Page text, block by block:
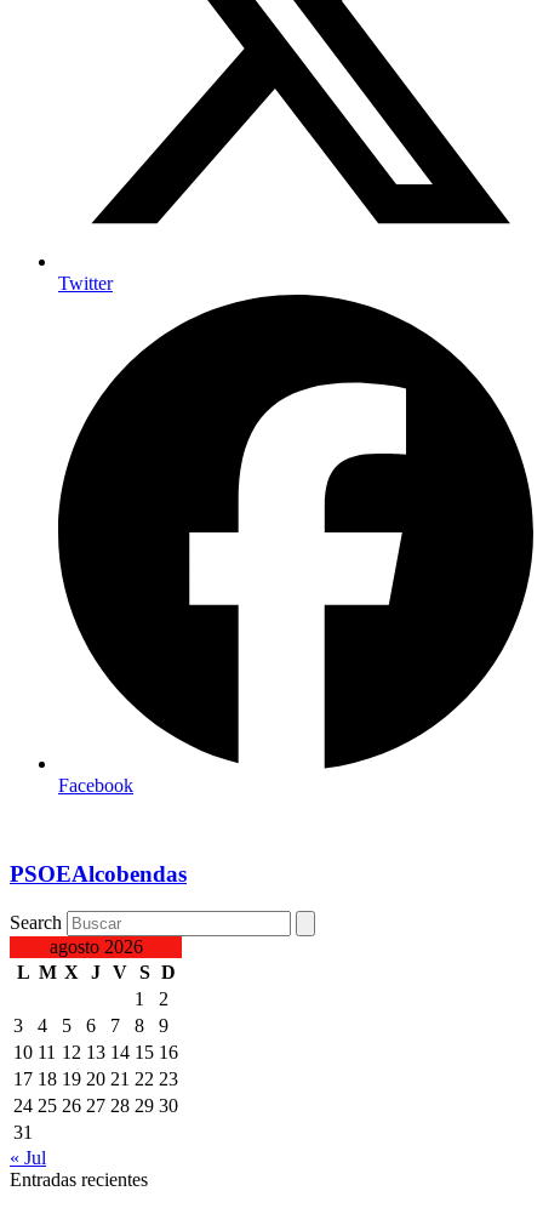
Twitter
Facebook
PSOEAlcobendas
Search
agosto 2026
L M X J V S D
1
2
3
4 5 6 7 8
9
10 11 12 13 14 15 16
17 18 19 20 21 22 23
24 25 26 27 28 29 30
31
« Jul
Entradas recientes